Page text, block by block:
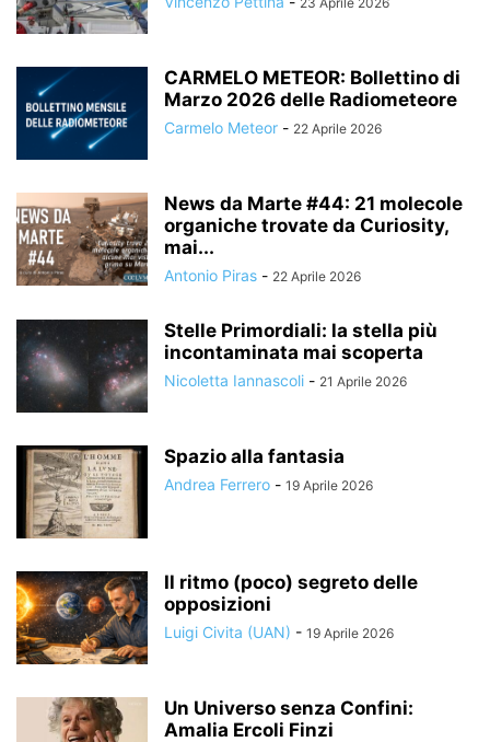
CARMELO METEOR: Bollettino di
Marzo 2026 delle Radiometeore
Carmelo Meteor - 22 Aprile 2026
News da Marte #44: 21 molecole
organiche trovate da Curiosity,
mai...
Antonio Piras - 22 Aprile 2026
Stelle Primordiali: la stella più
incontaminata mai scoperta
Nicoletta Iannascoli - 21 Aprile 2026
Spazio alla fantasia
Andrea Ferrero - 19 Aprile 2026
Il ritmo (poco) segreto delle
opposizioni
Luigi Civita (UAN) - 19 Aprile 2026
Un Universo senza Confini:
Amalia Ercoli Finzi